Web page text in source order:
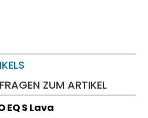
FRAGEN ZUM ARTIKEL
EQ S Lava